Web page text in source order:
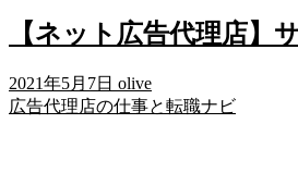
【ネット広告代理店】
2021年5月7日 olive
広告代理店の仕事と転職ナビ